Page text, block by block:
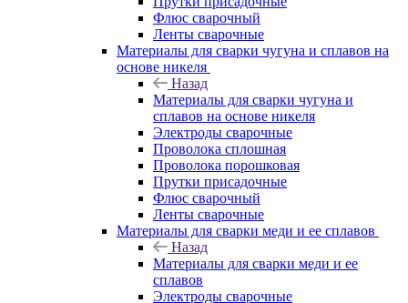
Флюс сварочный
Ленты сварочные
Материалы для сварки чугуна и сплавов на
основе никеля
Назад
Материалы для сварки чугуна и
сплавов на основе никеля
Электроды сварочные
Проволока сплошная
Проволока порошковая
Прутки присадочные
Флюс сварочный
Ленты сварочные
Материалы для сварки меди и ее сплавов
Назад
Материалы для сварки меди и ее
сплавов
Электроды сварочные